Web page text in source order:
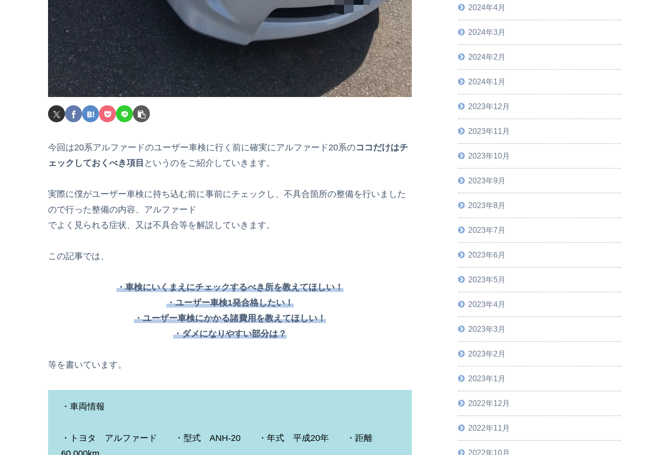
今回は20系アルファードのユーザー車検に行く前に確実にアルファード20系のココだけはチ
ェックしておくべき項目 というのをご紹介していきます。
実際に僕がユーザー車検に持ち込む前に事前にチェックし、不具合箇所の整備を行いました
ので行った整備の内容、アルファード
でよく見られる症状、又は不具合等を解説していきます。
この記事では、
・車検にいくまえにチェックするべき所を教えてほしい！
・ユーザー車検1発合格したい！
・ユーザー車検にかかる諸費用を教えてほしい！
・ダメになりやすい部分は？
等を書いています。
・車両情報
・トヨタ アルファード ・型式 ANH-20 ・年式 平成20年 ・距離
2024年4月
2024年3月
2024年2月
2024年1月
2023年12月
2023年11月
2023年10月
2023年9月
2023年8月
2023年7月
2023年6月
2023年5月
2023年4月
2023年3月
2023年2月
2023年1月
2022年12月
2022年11月
2022年10月